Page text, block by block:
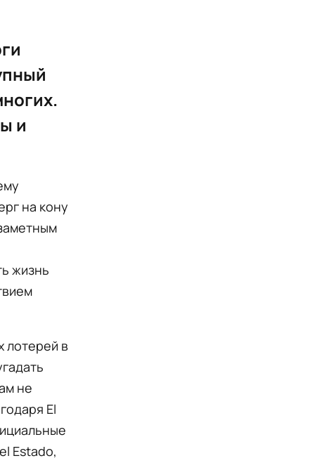
и
на кону
жизнь
лотерей в
не
El
Estado,